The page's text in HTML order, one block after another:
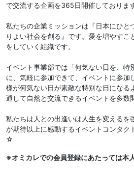
で交流する企画を365日開催しております
私たちの企業ミッションは『日本にひと
りよい社会を創る』です。愛を増やすこ
をしていく組織です。
イベント事業部では「何気ない日を、特
に、気軽に参加できて、イベントに参加
様が何気ない日が素敵な特別な日になる
通して自然と交流できるイベントを多数
私たちは人との出逢いは人生を変えるを
が期待以上に感動するイベントコンタク
☆
※オミカレでの会員登録にあたっては本